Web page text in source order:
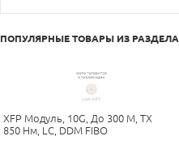
ПОПУЛЯРНЫЕ ТОВАРЫ ИЗ РАЗДЕЛА
XFP Модуль, 10G, До 300 М, TX
850 Нм, LC, DDM FIBO